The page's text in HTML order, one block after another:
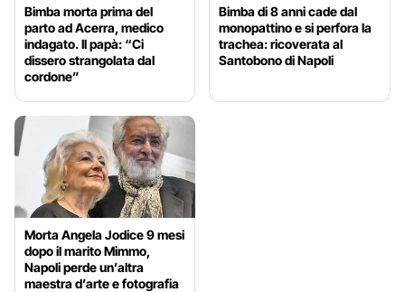
Bimba morta prima del
parto ad Acerra, medico
indagato. Il papà: “Ci
dissero strangolata dal
cordone”
Bimba di 8 anni cade dal
monopattino e si perfora la
trachea: ricoverata al
Santobono di Napoli
Morta Angela Jodice 9 mesi
dopo il marito Mimmo,
Napoli perde un’altra
maestra d’arte e fotografia